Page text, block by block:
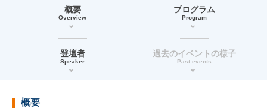
概要
Overview
プログラム
Program
登壇者
Speaker
過去のイベントの様子
Past events
概要